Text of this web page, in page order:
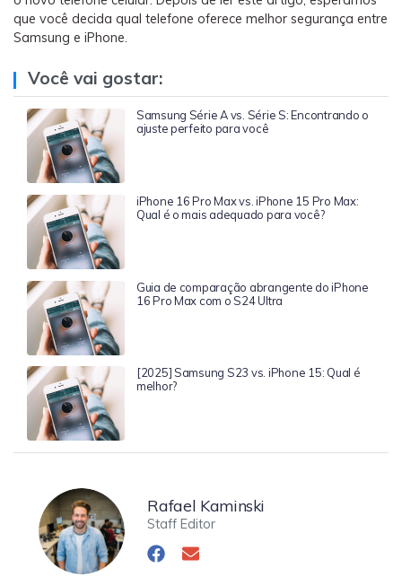
que você decida qual telefone oferece melhor segurança entre
Samsung e iPhone.
Você vai gostar:
Samsung Série A vs. Série S: Encontrando o
ajuste perfeito para você
iPhone 16 Pro Max vs. iPhone 15 Pro Max:
Qual é o mais adequado para você?
Guia de comparação abrangente do iPhone
16 Pro Max com o S24 Ultra
[2025] Samsung S23 vs. iPhone 15: Qual é
melhor?
Rafael Kaminski
Staff Editor